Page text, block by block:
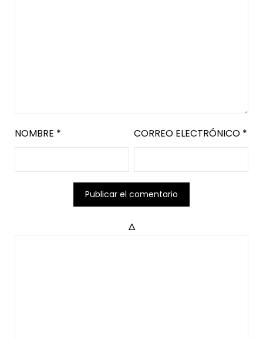
NOMBRE * CORREO ELECTRÓNICO *
Δ